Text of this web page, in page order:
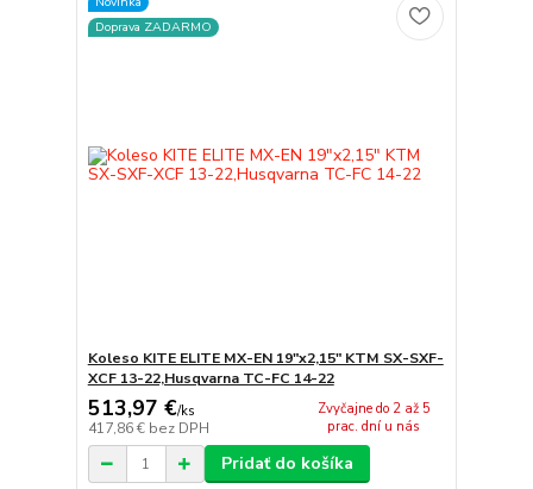
Doprava ZADARMO
Koleso KITE ELITE MX-EN 19"x2,15" KTM SX-SXF-
XCF 13-22,Husqvarna TC-FC 14-22
513,97 €/ks
417,86 € bez DPH
Zvyčajne do 2 až 5
prac. dní u nás
Pridať do košíka